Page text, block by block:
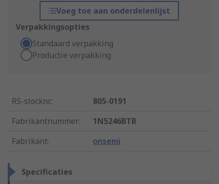
Voeg toe aan onderdelenlijst
Verpakkingsopties
Standaard verpakking
Productie verpakking
RS-stocknr.:
805-0191
Fabrikantnummer:
1N5246BTR
Fabrikant: onsemi
Specificaties